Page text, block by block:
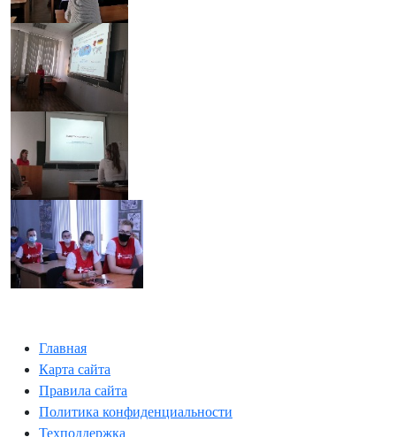
Главная
Карта сайта
Правила сайта
Политика конфиденциальности
Техподдержка